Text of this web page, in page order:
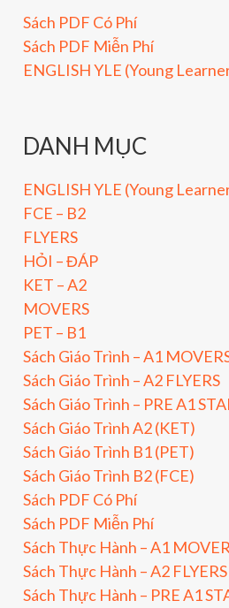
Sách PDF Có Phí
Sách PDF Miễn Phí
ENGLISH YLE (Young
DANH MỤC
ENGLISH YLE (Young
FCE – B2
FLYERS
HỎI – ĐÁP
KET – A2
MOVERS
PET – B1
Sách Giáo Trình – A1
Sách Giáo Trình – A2 FLYERS
Sách Giáo Trình – PRE A1
Sách Giáo Trình A2 (KET)
Sách Giáo Trình B1 (PET)
Sách Giáo Trình B2 (FCE)
Sách PDF Có Phí
Sách PDF Miễn Phí
Sách Thực Hành – A1
Sách Thực Hành – A2 FLYERS
Sách Thực Hành – PRE A1